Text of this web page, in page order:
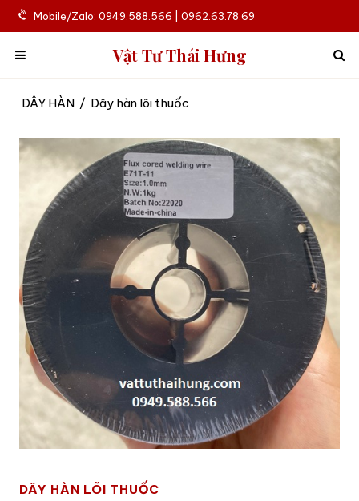
Mobile/Zalo: 0949.588.566 | 0962.63.78.69
Vật Tư Thái Hưng
DÂY HÀN / Dây hàn lõi thuốc
DÂY HÀN LÕI THUỐC